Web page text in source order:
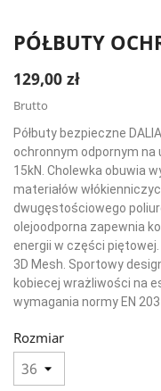
PÓŁBUTY
129,00 zł
Brutto
Półbuty bezpieczne
ochronnym odpornym na
15kN. Cholewka obuwia
materiałów
dwugęstościowego
olejoodporna zapewnia
energii w części piętowej.
3D Mesh. Sportowy
kobiecej wrażliwości na
wymagania normy EN
Rozmiar